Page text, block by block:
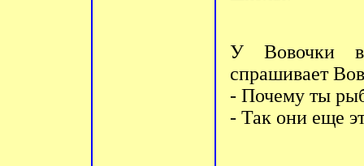
У Вовочки в
спрашивает
- Почему ты
- Так они еще